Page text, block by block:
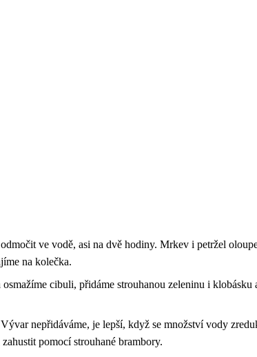
ve vodě, asi na dvě hodiny. Mrkev i petržel
na kolečka.
cibuli, přidáme strouhanou zeleninu i
nepřidáváme, je lepší, když se množství vody
pomocí strouhané brambory.